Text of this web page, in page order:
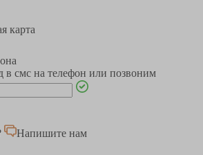
карта
смс на телефон или позвоним
Напишите нам